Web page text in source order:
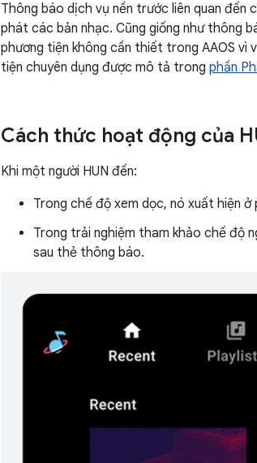
Thông báo dịch vụ nền trước liên quan đến
phát các bản nhạc. Cũng giống như thông
phương tiện không cần thiết trong AAOS vì
tiện chuyên dụng được mô tả trong phần
Cách thức hoạt động của
Khi một người HUN đến:
Trong chế độ xem dọc, nó xuất hiện ở
Trong trải nghiệm tham khảo chế độ
sau thẻ thông báo.